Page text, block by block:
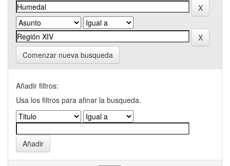
Comenzar nueva busqueda
Añadir filtros:
Usa los filtros para afinar la busqueda.